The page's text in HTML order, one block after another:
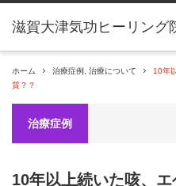
滋賀大津気功ヒーリング
ホーム 治療症例 治療について
10年
質？？
治療症例
10年以上続いた咳、